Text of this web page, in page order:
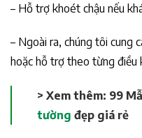
– Hỗ trợ khoét chậu nếu
– Ngoài ra, chúng tôi cung
hoặc hỗ trợ theo từng điều
> Xem thêm: 99
tường đẹp giá rẻ